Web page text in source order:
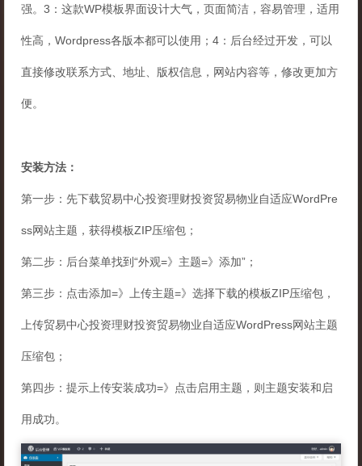
强。3：这款WP模板界面设计大气，页面简洁，容易管理，适用
性高，Wordpress各版本都可以使用；4：后台经过开发，可以
直接修改联系方式、地址、版权信息，网站内容等，修改更加方
便。
安装方法：
第一步：先下载贸易中心投资理财投资贸易物业自适应WordPre
ss网站主题，获得模板ZIP压缩包；
第二步：后台菜单找到“外观=》主题=》添加”；
第三步：点击添加=》上传主题=》选择下载的模板ZIP压缩包，
上传贸易中心投资理财投资贸易物业自适应WordPress网站主题
压缩包；
第四步：提示上传安装成功=》点击启用主题，则主题安装和启
用成功。